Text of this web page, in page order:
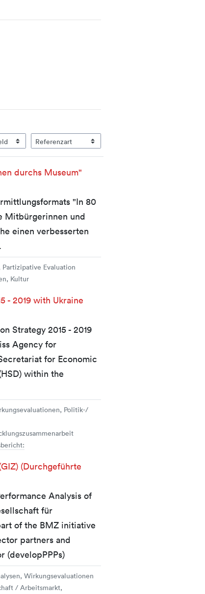
durchs Museum"
"In 80
Mitbürgerinnen und
einen verbesserten
Partizipative Evaluation
Kultur
- 2019 with Ukraine
Strategy 2015 - 2019
Agency for
for Economic
within the
Politik-/
(Durchgeführte
Analysis of
für
of the BMZ initiative
partners and
(developPPPs)
Wirkungsevaluationen
/ Arbeitsmarkt,